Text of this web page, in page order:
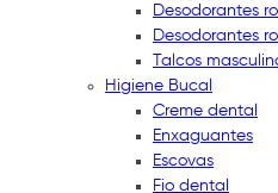
Desodorantes
Desodorantes
Talcos
Higiene Bucal
Creme dental
Enxaguantes
Escovas
Fio dental